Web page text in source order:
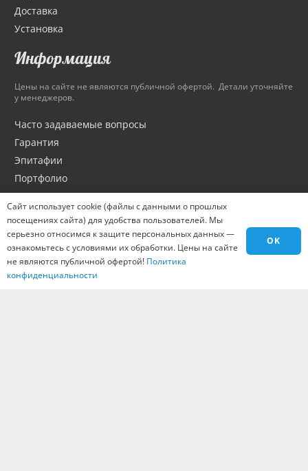
Доставка
Установка
Информация
Цены на сайте не являются публичной офертой. Детали уточняйте
у менеджеров.
Часто задаваемые вопросы
Гарантия
Эпитафии
Портфолио
Оптовикам
Материалы
Города
Контакты
Вакансии
Сайт использует cookie (файлы с данными о прошлых
посещениях сайта) для удобства пользователей. Мы
серьезно относимся к защите персональных данных —
ознакомьтесь с условиями их обработки. Цены на сайте
не являются публичной офертой! Политика
конфиденциальности
OK